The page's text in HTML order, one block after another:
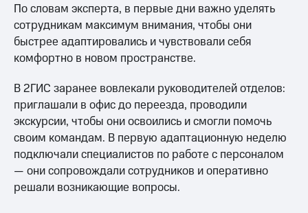
По словам эксперта, в первые дни важно уделять
сотрудникам максимум внимания, чтобы они
быстрее адаптировались и чувствовали себя
комфортно в новом пространстве.
В 2ГИС заранее вовлекали руководителей отделов:
приглашали в офис до переезда, проводили
экскурсии, чтобы они освоились и смогли помочь
своим командам. В первую адаптационную неделю
подключали специалистов по работе с персоналом
— они сопровождали сотрудников и оперативно
решали возникающие вопросы.